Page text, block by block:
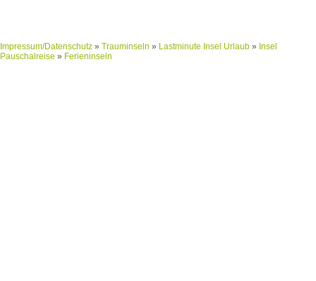
Impressum/Datenschutz » Trauminseln » Lastminute Insel Urlaub » Insel
Pauschalreise » Ferieninseln